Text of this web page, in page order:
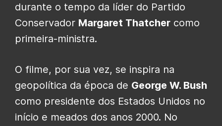
durante o tempo da líder do Partido
Conservador Margaret Thatcher como
primeira-ministra.
O filme, por sua vez, se inspira na
geopolítica da época de George W. Bush
como presidente dos Estados Unidos no
início e meados dos anos 2000. No